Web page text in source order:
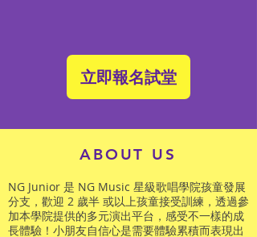
立即報名試堂
ABOUT​ US
NG Junior 是 NG Music 星級歌唱學院孩童發展
分支，歡迎 2 歲半 或以上孩童接受訓練，透過參
加本學院提供的多元演出平台，感受不一樣的成
長體驗！小朋友自信心是需要體驗累積而表現出